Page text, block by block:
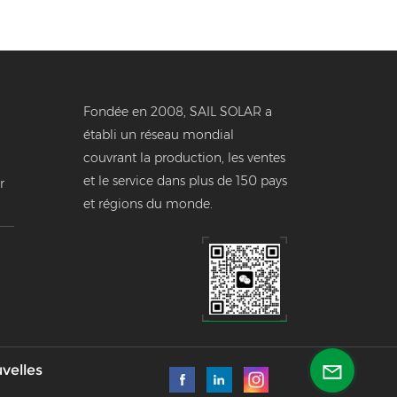
Fondée en 2008, SAIL SOLAR a
établi un réseau mondial
couvrant la production, les ventes
et le service dans plus de 150 pays
et régions du monde.